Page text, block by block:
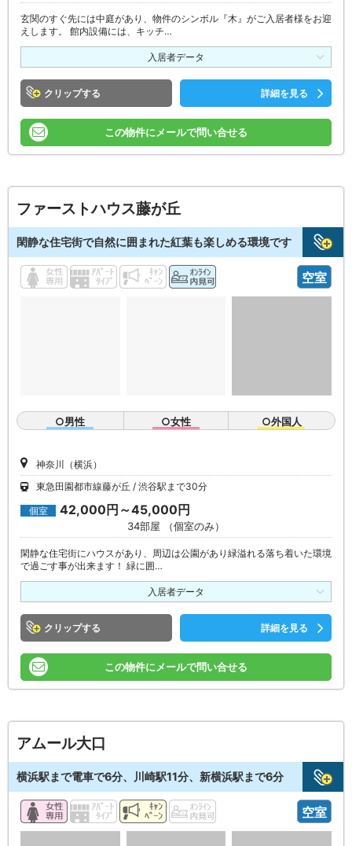
玄関のすぐ先には中庭があり、物件のシンボル『木』がご入居者様をお迎
えします。 館内設備には、キッチ…
入居者データ
クリップ 詳細を見る
この物件にメールで問い合せる
ファーストハウス藤が丘
閑静な住宅街で自然に囲まれた紅葉も楽しめる環境です
空室
○男性 ○女性 ○外国人
神奈川（横浜）
東急田園都市線藤が丘
渋谷駅まで30分
個室 42,000円～45,000円
34部屋 （個室のみ）
閑静な住宅街にハウスがあり、周辺は公園があり緑溢れる落ち着いた環境
で過ごす事が出来ます！ 緑に囲…
入居者データ
クリップ 詳細を見る
この物件にメールで問い合せる
アムール大口
横浜駅まで電車で6分、川崎駅11分、新横浜駅まで6分
空室